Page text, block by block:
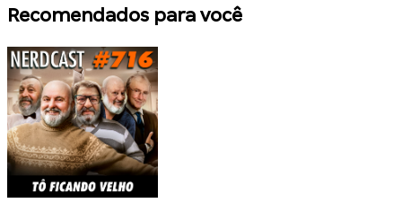
Recomendados para você